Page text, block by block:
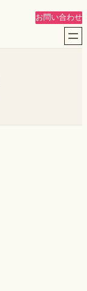
お問い合わせ